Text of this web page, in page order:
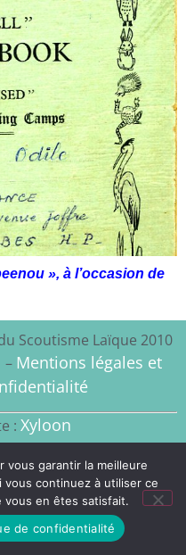
», à l’occasion de
Scoutisme Laïque 2010
Mentions légales et
: Xyloon
vous garantir la meilleure
continuez à utiliser ce
vous en êtes satisfait.
de confidentialité